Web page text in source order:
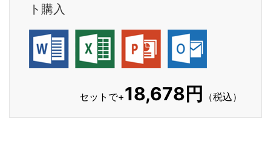
ト購入
セットで+18,678円 （税込）